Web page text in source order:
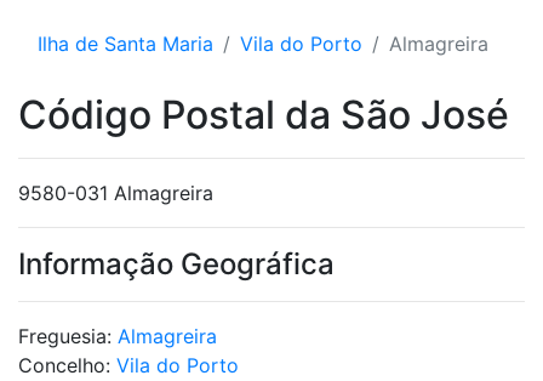
Ilha de Santa Maria Vila do Porto Almagreira
Código Postal da São José
9580-031 Almagreira
Informação Geográfica
Freguesia: Almagreira
Concelho: Vila do Porto